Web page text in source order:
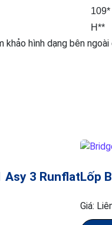
109*
H**
hình dạng bên
Asy 3 RunflatLốp
Giá: